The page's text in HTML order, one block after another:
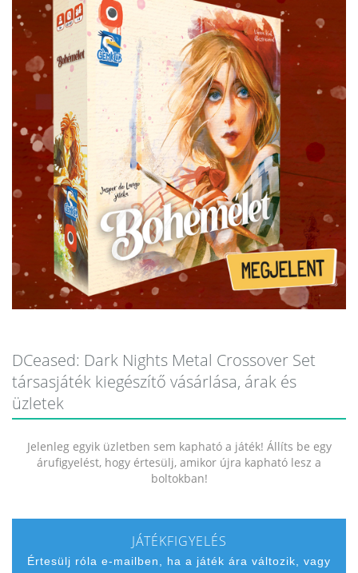
DCeased: Dark Nights Metal Crossover Set
társasjáték kiegészítő vásárlása, árak és
üzletek
Jelenleg egyik üzletben sem kapható a játék! Állíts be egy
árufigyelést, hogy értesülj, amikor újra kapható lesz a
boltokban!
JÁTÉKFIGYELÉS
Értesülj róla e-mailben, ha a játék ára változik, vagy